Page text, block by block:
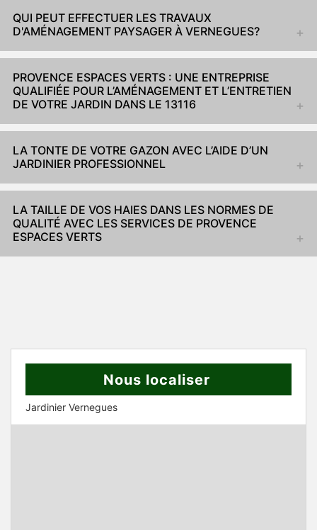
QUI PEUT EFFECTUER LES TRAVAUX
D'AMÉNAGEMENT PAYSAGER À VERNEGUES?
PROVENCE ESPACES VERTS : UNE ENTREPRISE
QUALIFIÉE POUR L’AMÉNAGEMENT ET L’ENTRETIEN
DE VOTRE JARDIN DANS LE 13116
LA TONTE DE VOTRE GAZON AVEC L’AIDE D’UN
JARDINIER PROFESSIONNEL
LA TAILLE DE VOS HAIES DANS LES NORMES DE
QUALITÉ AVEC LES SERVICES DE PROVENCE
ESPACES VERTS
Nous localiser
Jardinier Vernegues